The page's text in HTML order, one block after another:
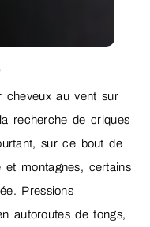
cheveux au vent sur
recherche de criques
sur ce bout de
et montagnes, certains
Pressions
autoroutes de tongs,